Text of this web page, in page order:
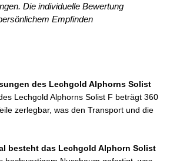
Die individuelle Bewertung
Empfinden
des Lechgold Alphorns Solist
Lechgold Alphorns Solist F beträgt 360
zerlegbar, was den Transport und die
besteht das Lechgold Alphorn Solist